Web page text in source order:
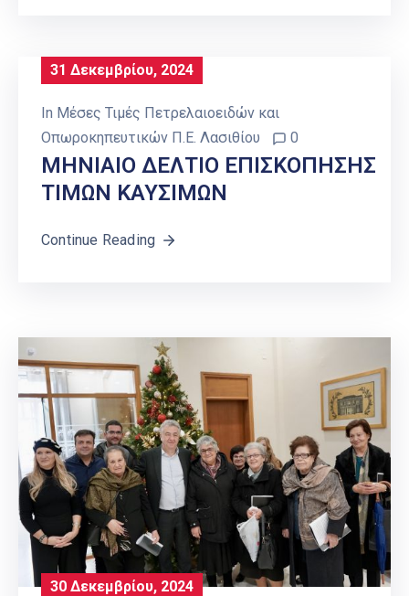
31 Δεκεμβρίου, 2024
In Μέσες Τιμές Πετρελαιοειδών και
Οπωροκηπευτικών Π.Ε. Λασιθίου
0
ΜΗΝΙΑΙΟ ΔΕΛΤΙΟ ΕΠΙΣΚΟΠΗΣΗΣ
ΤΙΜΩΝ ΚΑΥΣΙΜΩΝ
Continue Reading
30 Δεκεμβρίου, 2024